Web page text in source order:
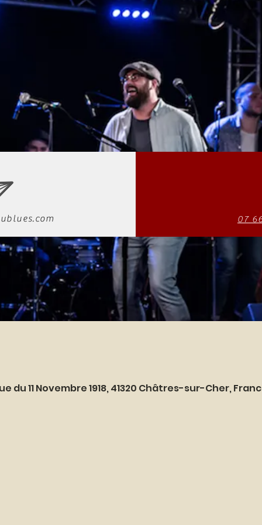
du 11 Novembre 1918, 41320 Châtres-sur-Cher,
07